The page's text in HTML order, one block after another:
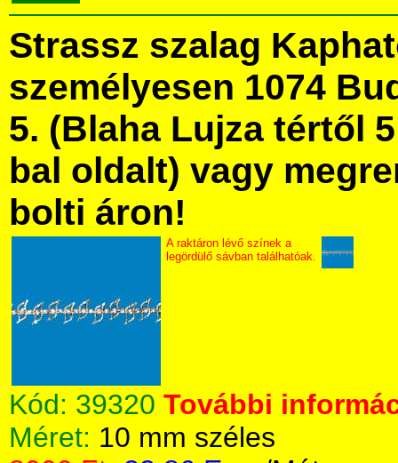
Strassz szalag
személyesen 1074
5. (Blaha Lujza tértől
bal oldalt) vagy
bolti áron!
A raktáron lévő színek a
legördülő sávban találhatóak.
Kód: 39320 További
Méret: 10 mm széles